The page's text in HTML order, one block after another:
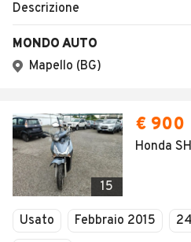
Descrizione
MONDO AUTO
Mapello (BG)
15
€ 900
Honda
Usato Febbraio 2015